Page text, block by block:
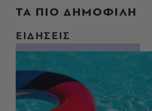
ΤΑ ΠΙΟ ΔΗΜΟΦΙΛΗ
ΕΙΔΗΣΕΙΣ